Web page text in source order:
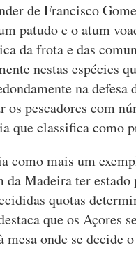
de Francisco
patudo e o atum
da frota e das
nestas espécies
na defesa
os pescadores com
que classifica como
como mais um
da Madeira ter
quotas
que os Açores
mesa onde se decide